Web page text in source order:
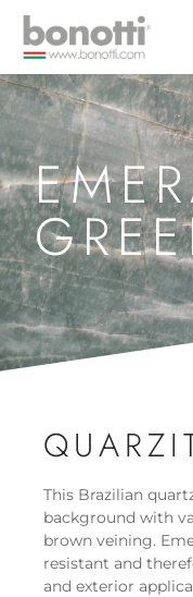
This Brazilian
background with
brown veining.
resistant and
and exterior